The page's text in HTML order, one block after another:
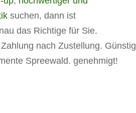
suchen, dann ist
das Richtige für Sie.
nach Zustellung. Günstig
Spreewald. genehmigt!